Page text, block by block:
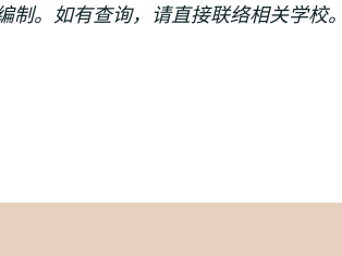
。如有查询，请直接联络相关学校。